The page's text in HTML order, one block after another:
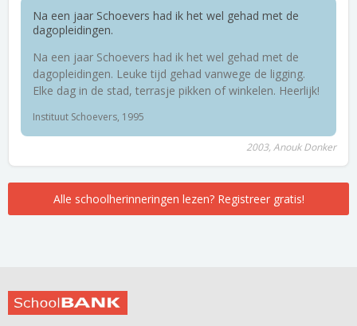
Na een jaar Schoevers had ik het wel gehad met de
dagopleidingen.
Na een jaar Schoevers had ik het wel gehad met de
dagopleidingen. Leuke tijd gehad vanwege de ligging.
Elke dag in de stad, terrasje pikken of winkelen. Heerlijk!
Instituut Schoevers, 1995
2003, Anouk Donker
Alle schoolherinneringen lezen? Registreer gratis!